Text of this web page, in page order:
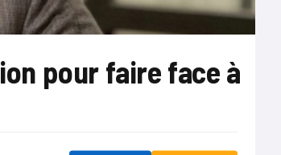
pour faire face à